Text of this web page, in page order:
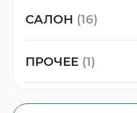
САЛОН (16)
ПРОЧЕЕ (1)